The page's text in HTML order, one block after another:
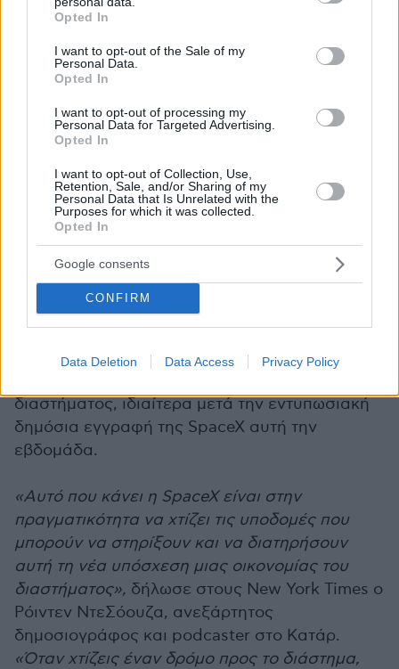
grant or deny consent to Google and its third-party tags to
use your data for below specified purposes in below Google
consent section.
Opted In
I want to opt-out of the Sale of my
Personal Data.
Opted In
I want to opt-out of processing my
Personal Data for Targeted Advertising.
Opted In
I want to opt-out of Collection, Use,
Retention, Sale, and/or Sharing of my
Personal Data that Is Unrelated with the
Purposes for which it was collected.
Opted In
Google consents
CONFIRM
Data Deletion Data Access Privacy Policy
αποστολή στον Άρη είναι πιθανή στα μέσα της
Τον Μάιο, η 12η δοκιμαστική πτήση του Starship
θεωρήθηκε σε μεγάλο βαθμό επιτυχημένη
καθώς το ανώτερο στάδιο του διαστημοπλοίου
διέσχισε μεγάλο μέρος του πλανήτη και
πραγματοποίησε ελιγμούς προσομοίωσης
προσγείωσης σε αυτόν. Ωστόσο, το πρώτο
στάδιο παρουσίασε δυσλειτουργία κατά την
επιστροφή, παγώνοντας προσωρινά την
εξέλιξη επόμενων πτήσεων.
Ακόμη, πάντως, κι αν σημειωθούν νέες
και να συνεχίζει μετά από αυτές, έχει ήδη
διαστήματος, ιδιαίτερα μετά την εντυπωσιακή
δημόσια εγγραφή της SpaceX αυτή την
εβδομάδα.
«Αυτό που κάνει η SpaceX είναι στην
πραγματικότητα να χτίζει τις υποδομές που
μπορούν να στηρίξουν και να διατηρήσουν
αυτή τη νέα υπόσχεση μιας οικονομίας του
διαστήματος», δήλωσε στους New York Times ο
Ρόιντεν ΝτεΣόουζα, ανεξάρτητος
δημοσιογράφος και podcaster στο Κατάρ.
«Όταν χτίζεις έναν δρόμο προς το διάστημα,